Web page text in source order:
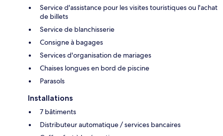
Service d'assistance pour les visites touristiques ou l'achat
de billets
Service de blanchisserie
Consigne à bagages
Services d'organisation de mariages
Chaises longues en bord de piscine
Parasols
Installations
7 bâtiments
Distributeur automatique / services bancaires